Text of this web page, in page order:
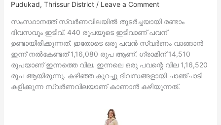
Pudukad, Thrissur District/ Leave a Comment
സംസ്ഥാനത്ത് സ്വർണവിലയില്‍ തുടർച്ചയായി രണ്ടാം
ദിവസവും ഇടിവ്. 440 രൂപയുടെ ഇടിവാണ് പവന്
ഉണ്ടായിരിക്കുന്നത്. ഇതോടെ ഒരു പവൻ സ്വർണം വാങ്ങാൻ
ഇന്ന് നല്‍കേണ്ടത് 1,16,080 രൂപ ആണ്. ഗ്രാമിന് 14,510
രൂപയാണ് ഇന്നത്തെ വില. ഇന്നലെ ഒരു പവന്റെ വില 1,16,520
രൂപ ആയിരുന്നു. കഴിഞ്ഞ കുറച്ചു ദിവസങ്ങളായി ചാഞ്ചാടി
കളിക്കുന്ന സ്വർണവിലയാണ് കാണാൻ കഴിയുന്നത്.